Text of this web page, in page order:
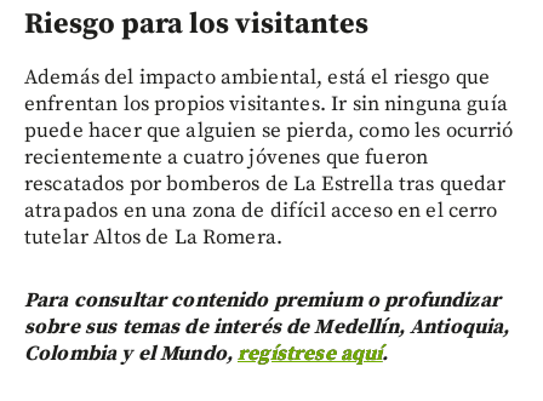
Riesgo para los visitantes
Además del impacto ambiental, está el riesgo que
enfrentan los propios visitantes. Ir sin ninguna guía
puede hacer que alguien se pierda, como les ocurrió
recientemente a cuatro jóvenes que fueron
rescatados por bomberos de La Estrella tras quedar
atrapados en una zona de difícil acceso en el cerro
tutelar Altos de La Romera.
Para consultar contenido premium o profundizar
sobre sus temas de interés de Medellín, Antioquia,
Colombia y el Mundo,regístrese aquí.